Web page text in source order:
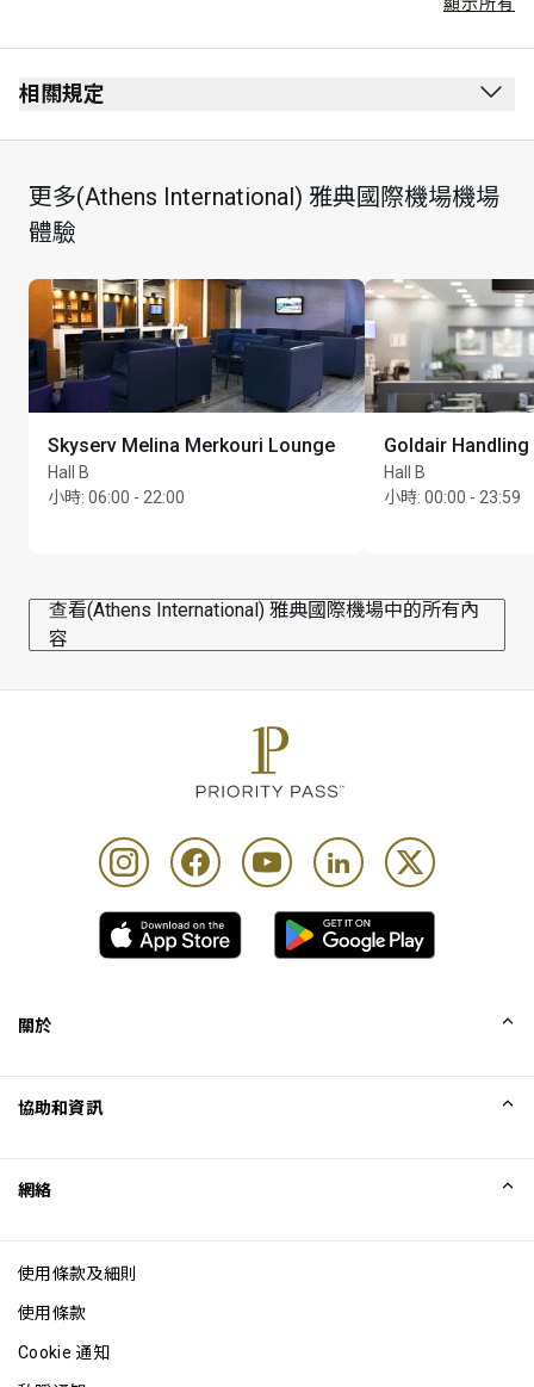
相關規定
最長逗留時間：4 小時
更多(Athens International) 雅典國際機場機場
體驗
Skyserv Melina Merkouri Lounge
Hall B
小時: 06:00 - 22:00
Goldair
Hall B
小時: 00:00 - 23:59
查看(Athens International) 雅典國際機場中的所有內
容
關於
Excellence Awards
網誌
協助和資訊
網絡
使用條款及細則
使用條款
Cookie 通知